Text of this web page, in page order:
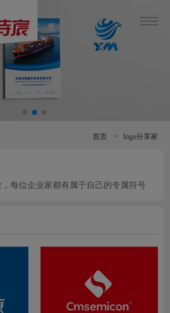
首页 > logo分享家
每位企业家都有属于自己的专属符号